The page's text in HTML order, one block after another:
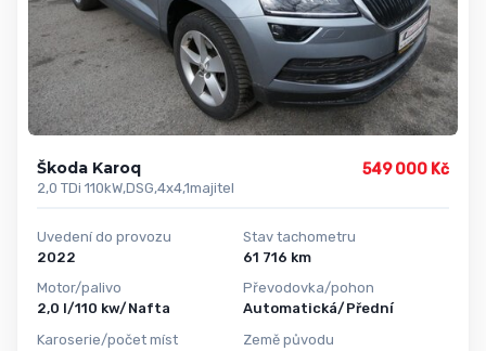
Škoda Karoq
2,0 TDi 110kW,DSG,4x4,1majitel
549 000 Kč
Uvedení do provozu
2022
Motor/palivo
2,0 l/110 kw/Nafta
Karoserie/počet míst
Stav tachometru
61 716 km
Převodovka/pohon
Automatická/Přední
Země původu